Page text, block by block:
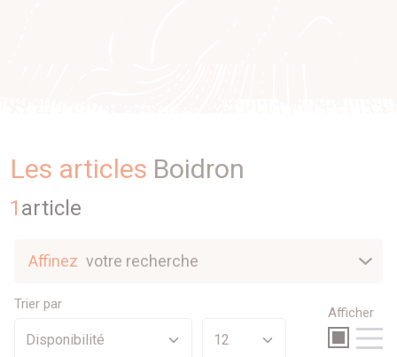
Les articles Boidron
1 article
Trier par
Afficher
Affinez votre recherche
Promotions